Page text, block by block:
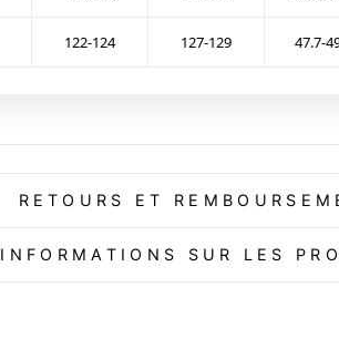
122-124 127-129 47.7-
RETOURS ET
INFORMATIONS SUR LES